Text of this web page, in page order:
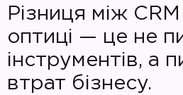
Різниця між
оптиці — це не
інструментів, а
втрат бізнесу.